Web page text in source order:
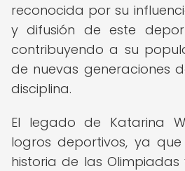
reconocida por su
y difusión de este
contribuyendo a su
de nuevas generaciones
disciplina.
El legado de Katarina
logros deportivos, ya
historia de las